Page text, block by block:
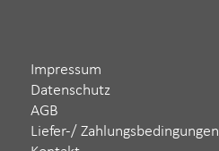
Impressum
Datenschutz
AGB
Liefer-/ Zahlungsbedingungen